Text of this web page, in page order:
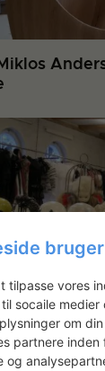
tilpasse vores
socaile medier
om
partnere inden
og